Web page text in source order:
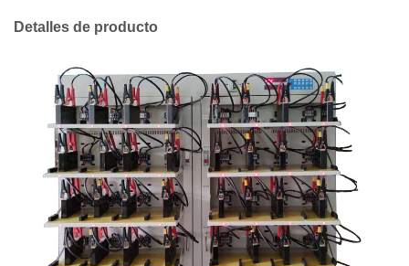
Detalles de producto